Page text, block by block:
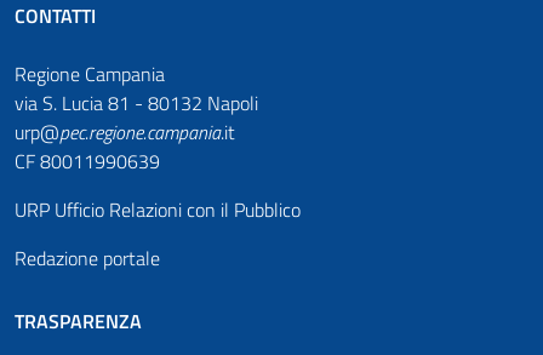
CONTATTI
Regione Campania
via S. Lucia 81 - 80132 Napoli
urp@pec.regione.campania.it
CF 80011990639
URP Ufficio Relazioni con il Pubblico
Redazione portale
TRASPARENZA